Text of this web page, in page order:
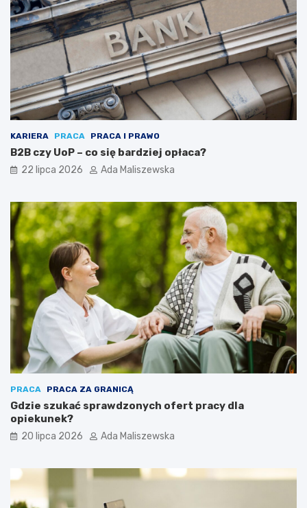
KARIERA PRACA PRACA I PRAWO
B2B czy UoP – co się bardziej opłaca?
22 lipca 2026 Ada Maliszewska
PRACA PRACA ZA GRANICĄ
Gdzie szukać sprawdzonych ofert pracy dla
opiekunek?
20 lipca 2026 Ada Maliszewska